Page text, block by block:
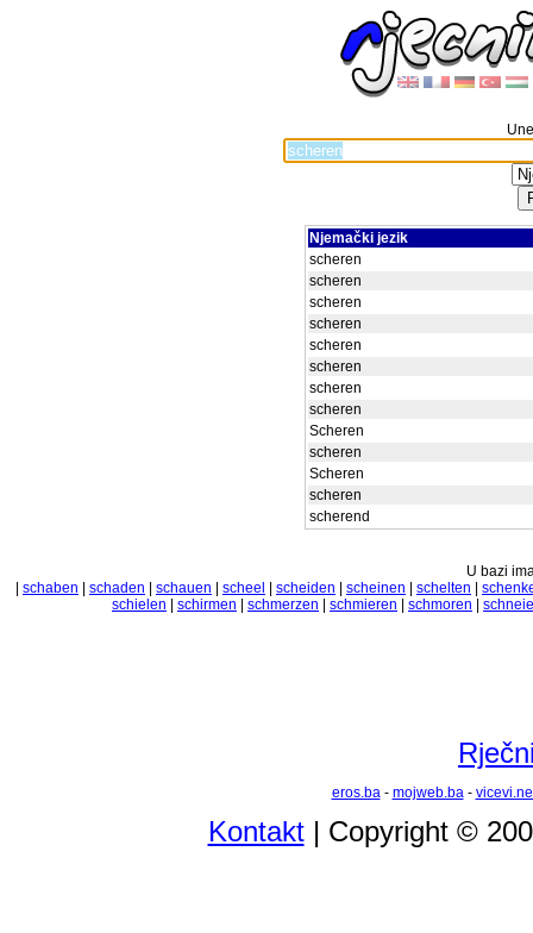
Njemački jezik
scheren
scheren
scheren
scheren
scheren
scheren
scheren
scheren
Scheren
scheren
Scheren
scheren
scherend
U bazi
schaben schaden schauen scheel scheiden scheinen schelten
schielen
schirmen schmerzen schmieren schmoren
eros.ba- mojweb.ba-
Kontakt| Copyright ©